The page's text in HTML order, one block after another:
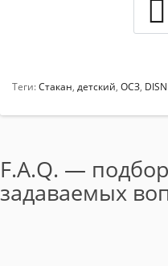
Теги:Стакан, детский, ОСЗ,
F.A.Q. —
задаваемых